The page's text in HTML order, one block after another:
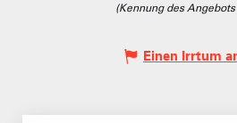
(Kennung des
Einen Irrtum